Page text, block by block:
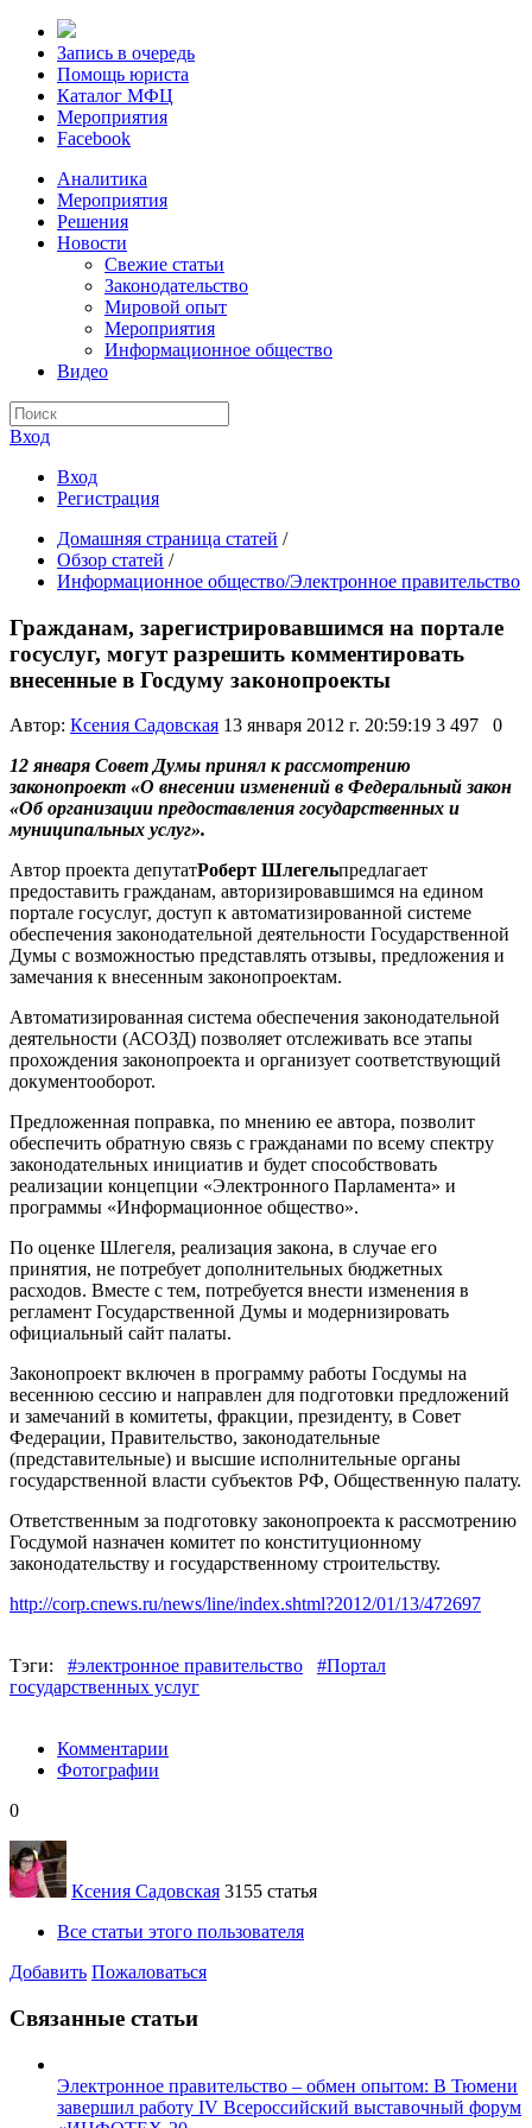
Запись в очередь
Помощь юриста
Каталог МФЦ
Мероприятия
Facebook
Аналитика
Мероприятия
Решения
Новости
Свежие статьи
Законодательство
Мировой опыт
Мероприятия
Информационное общество
Видео
Вход
Вход
Регистрация
Домашняя страница статей /
Обзор статей /
Информационное общество/Электронное правительство
Гражданам, зарегистрировавшимся на портале
госуслуг, могут разрешить комментировать
внесенные в Госдуму законопроекты
Автор: Ксения Садовская 13 января 2012 г. 20:59:19 3 497 0
12 января Совет Думы принял к рассмотрению
законопроект «О внесении изменений в Федеральный закон
«Об организации предоставления государственных и
муниципальных услуг».
Автор проекта депутатРоберт Шлегельпредлагает
предоставить гражданам, авторизировавшимся на едином
портале госуслуг, доступ к автоматизированной системе
обеспечения законодательной деятельности Государственной
Думы с возможностью представлять отзывы, предложения и
замечания к внесенным законопроектам.
Автоматизированная система обеспечения законодательной
деятельности (АСОЗД) позволяет отслеживать все этапы
прохождения законопроекта и организует соответствующий
документооборот.
Предложенная поправка, по мнению ее автора, позволит
обеспечить обратную связь с гражданами по всему спектру
законодательных инициатив и будет способствовать
реализации концепции «Электронного Парламента» и
программы «Информационное общество».
По оценке Шлегеля, реализация закона, в случае его
принятия, не потребует дополнительных бюджетных
расходов. Вместе с тем, потребуется внести изменения в
регламент Государственной Думы и модернизировать
официальный сайт палаты.
Законопроект включен в программу работы Госдумы на
весеннюю сессию и направлен для подготовки предложений
и замечаний в комитеты, фракции, президенту, в Совет
Федерации, Правительство, законодательные
(представительные) и высшие исполнительные органы
государственной власти субъектов РФ, Общественную палату.
Ответственным за подготовку законопроекта к рассмотрению
Госдумой назначен комитет по конституционному
законодательству и государственному строительству.
http://corp.cnews.ru/news/line/index.shtml?2012/01/13/472697
Тэги: #электронное правительство
#Портал
государственных услуг
Комментарии
Фотографии
0
Ксения Садовская 3155 статья
Все статьи этого пользователя
Добавить Пожаловаться
Связанные статьи
Электронное правительство – обмен опытом: В Тюмени
завершил работу IV Всероссийский выставочный форум